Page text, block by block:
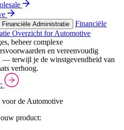
Financiële Administratie
Financiële
Overzicht for Automotive
beheer complexe
en vereenvoudig
— terwijl je de winstgevendheid van
verhoog.
voor de Automotive
product: